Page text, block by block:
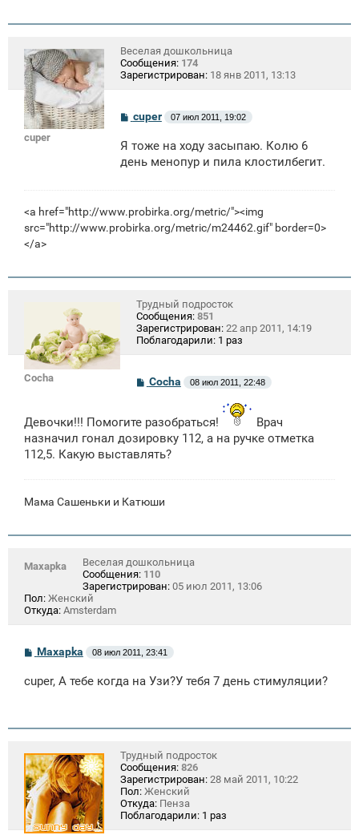
cuper
Веселая дошкольница
Сообщения: 174
Зарегистрирован: 18 янв 2011, 13:13
С
о
б
щ
cuper 07 июл 2011, 19:02
Я тоже на ходу засыпаю. Колю 6
день менопур и пила клостилбегит.
<a href="http://www.probirka.org/metric/"><img
src="http://www.probirka.org/metric/m24462.gif" border=0>
</a>
Cocha
Трудный подросток
Сообщения: 851
Зарегистрирован: 22 апр 2011, 14:19
Поблагодарили: 1 раз
С
щ
е
н
и
Cocha 08 июл 2011, 22:48
Девочки!!! Помогите разобраться!
Врач
назначил гонал дозировку 112, а на ручке отметка
112,5. Какую выставлять?
Мама Сашеньки и Катюши
Maxapka
Веселая дошкольница
Сообщения: 110
Зарегистрирован: 05 июл 2011, 13:06
Пол: Женский
Откуда: Amsterdam
С
б
и
Maxapka 08 июл 2011, 23:41
cuper, A тебе когда на Узи?У тебя 7 день стимуляции?
Трудный подросток
Сообщения: 826
Зарегистрирован: 28 май 2011, 10:22
Пол: Женский
Откуда: Пенза
Поблагодарили: 1 раз